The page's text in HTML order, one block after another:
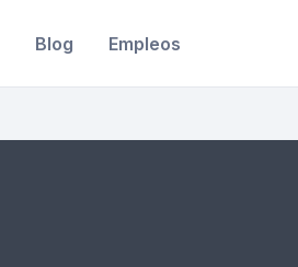
Blog Empleos